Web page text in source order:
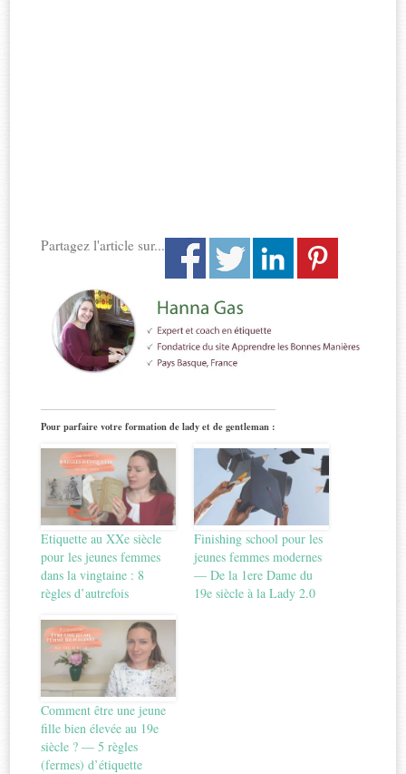
Partagez l'article sur...
Pour parfaire votre formation de lady et de gentleman :
Etiquette au XXe siècle
pour les jeunes femmes
dans la vingtaine : 8
règles d’autrefois
Finishing school pour les
jeunes femmes modernes
— De la 1ere Dame du
19e siècle à la Lady 2.0
Comment être une jeune
fille bien élevée au 19e
siècle ? — 5 règles
(fermes) d’étiquette